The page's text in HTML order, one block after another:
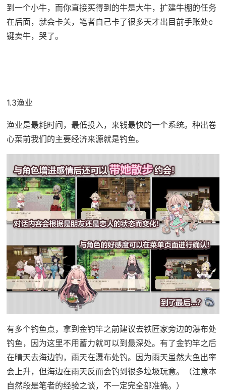
到一个小牛，而你直接买得到的牛是大牛，扩建牛棚的任务
在后面，就会卡关，笔者自己卡了很多天才出目前手账处c
键卖牛，哭了。
1.3渔业
渔业是最耗时间，最低投入，来钱最快的一个系统。种出卷
心菜前我们的主要经济来源就是钓鱼。
有多个钓鱼点，拿到金钓竿之前建议去铁匠家旁边的瀑布处
钓鱼，因为这里不用蓄力就可以到最深处。有了金钓竿之后
在晴天去海边钓，雨天在瀑布处钓。因为雨天虽然大鱼出率
会上升，但海边在雨天反而会钓到很多垃圾玩意。（注意本
自然段是笔者的经验之谈，不一定完全部准确。）